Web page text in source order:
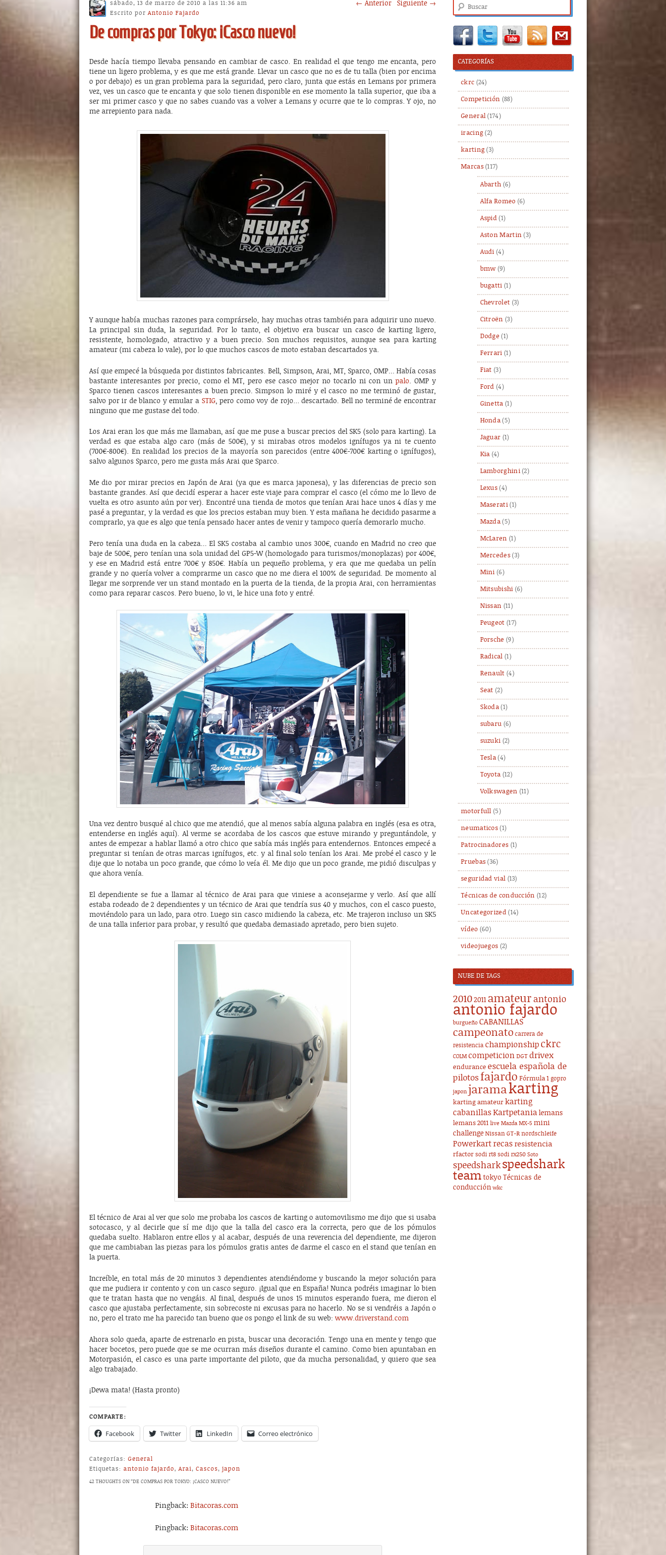
← Anterior Siguiente →
De compras por Tokyo: ¡Casco nuevo!
sábado, 13 de marzo de 2010 a las 11:36 am
Escrito por Antonio Fajardo
Desde hacía tiempo llevaba pensando en cambiar de casco. En realidad el que tengo me encanta, pero
tiene un ligero problema, y es que me está grande. Llevar un casco que no es de tu talla (bien por encima
o por debajo) es un gran problema para la seguridad, pero claro, junta que estás en Lemans por primera
vez, ves un casco que te encanta y que solo tienen disponible en ese momento la talla superior, que iba a
ser mi primer casco y que no sabes cuando vas a volver a Lemans y ocurre que te lo compras. Y ojo, no
me arrepiento para nada.
Y aunque había muchas razones para comprárselo, hay muchas otras también para adquirir uno nuevo.
La principal sin duda, la seguridad. Por lo tanto, el objetivo era buscar un casco de karting ligero,
resistente, homologado, atractivo y a buen precio. Son muchos requisitos, aunque sea para karting
amateur (mi cabeza lo vale), por lo que muchos cascos de moto estaban descartados ya.
Así que empecé la búsqueda por distintos fabricantes. Bell, Simpson, Arai, MT, Sparco, OMP… Había cosas
bastante interesantes por precio, como el MT, pero ese casco mejor no tocarlo ni con unpalo. OMP y
Sparco tienen cascos interesantes a buen precio. Simpson lo miré y el casco no me terminó de gustar,
salvo por ir de blanco y emular a STIG, pero como voy de rojo… descartado. Bell no terminé de encontrar
ninguno que me gustase del todo.
Los Arai eran los que más me llamaban, así que me puse a buscar precios del SK5 (solo para karting). La
verdad es que estaba algo caro (más de 500€), y si mirabas otros modelos ignífugos ya ni te cuento
(700€-800€). En realidad los precios de la mayoría son parecidos (entre 400€-700€ karting o ignífugos),
salvo algunos Sparco, pero me gusta más Arai que Sparco.
Me dio por mirar precios en Japón de Arai (ya que es marca japonesa), y las diferencias de precio son
bastante grandes. Así que decidí esperar a hacer este viaje para comprar el casco (el cómo me lo llevo de
vuelta es otro asunto aún por ver). Encontré una tienda de motos que tenían Arai hace unos 4 días y me
pasé a preguntar, y la verdad es que los precios estaban muy bien. Y esta mañana he decidido pasarme a
comprarlo, ya que es algo que tenía pensado hacer antes de venir y tampoco quería demorarlo mucho.
Pero tenía una duda en la cabeza… El SK5 costaba al cambio unos 300€, cuando en Madrid no creo que
baje de 500€, pero tenían una sola unidad del GP5-W (homologado para turismos/monoplazas) por 400€,
y ese en Madrid está entre 700€ y 850€. Había un pequeño problema, y era que me quedaba un pelín
grande y no quería volver a comprarme un casco que no me diera el 100% de seguridad. De momento al
llegar me sorprende ver un stand montado en la puerta de la tienda, de la propia Arai, con herramientas
como para reparar cascos. Pero bueno, lo vi, le hice una foto y entré.
Una vez dentro busqué al chico que me atendió, que al menos sabía alguna palabra en inglés (esa es otra,
entenderse en inglés aquí). Al verme se acordaba de los cascos que estuve mirando y preguntándole, y
antes de empezar a hablar llamó a otro chico que sabía más inglés para entendernos. Entonces empecé a
preguntar si tenían de otras marcas ignífugos, etc. y al final solo tenían los Arai. Me probé el casco y le
dije que lo notaba un poco grande, que cómo lo veía él. Me dijo que un poco grande, me pidió disculpas y
que ahora venía.
El dependiente se fue a llamar al técnico de Arai para que viniese a aconsejarme y verlo. Así que allí
estaba rodeado de 2 dependientes y un técnico de Arai que tendría sus 40 y muchos, con el casco puesto,
moviéndolo para un lado, para otro. Luego sin casco midiendo la cabeza, etc. Me trajeron incluso un SK5
de una talla inferior para probar, y resultó que quedaba demasiado apretado, pero bien sujeto.
El técnico de Arai al ver que solo me probaba los cascos de karting o automovilismo me dijo que si usaba
sotocasco, y al decirle que sí me dijo que la talla del casco era la correcta, pero que de los pómulos
quedaba suelto. Hablaron entre ellos y al acabar, después de una reverencia del dependiente, me dijeron
que me cambiaban las piezas para los pómulos gratis antes de darme el casco en el stand que tenían en
la puerta.
Increíble, en total más de 20 minutos 3 dependientes atendiéndome y buscando la mejor solución para
que me pudiera ir contento y con un casco seguro. ¡Igual que en España! Nunca podréis imaginar lo bien
que te tratan hasta que no vengáis. Al final, después de unos 15 minutos esperando fuera, me dieron el
casco que ajustaba perfectamente, sin sobrecoste ni excusas para no hacerlo. No se si vendréis a Japón o
no, pero el trato me ha parecido tan bueno que os pongo el link de su web: www.driverstand.com
Ahora solo queda, aparte de estrenarlo en pista, buscar una decoración. Tengo una en mente y tengo que
hacer bocetos, pero puede que se me ocurran más diseños durante el camino. Como bien apuntaban en
Motorpasión, el casco es una parte importante del piloto, que da mucha personalidad, y quiero que sea
algo trabajado.
¡Dewa mata! (Hasta pronto)
COMPARTE:
Facebook Twitter LinkedIn Correo electrónico
Categorías: General
Etiquetas: antonio fajardo, Arai, Cascos, japon
42 THOUGHTS ON “DE COMPRAS POR TOKYO: ¡CASCO NUEVO!”
Pingback:Bitacoras.com
Pingback:Bitacoras.com
Buscar
CATEGORÍAS
ckrc (24)
Competición (88)
General (174)
iracing (2)
karting (3)
Marcas(117)
Abarth (6)
Alfa Romeo (6)
Aspid (1)
Aston Martin (3)
Audi (4)
bmw (9)
bugatti (1)
Chevrolet (3)
Citroën (3)
Dodge (1)
Ferrari (1)
Fiat (3)
Ford (4)
Ginetta (1)
Honda (5)
Jaguar (1)
Kia (4)
Lamborghini(2)
Lexus (4)
Maserati(1)
Mazda (5)
McLaren (1)
Mercedes(3)
Mini (6)
Mitsubishi (6)
Nissan (11)
Peugeot (17)
Porsche (9)
Radical (1)
Renault (4)
Seat (2)
Skoda (1)
subaru (6)
suzuki (2)
Tesla (4)
Toyota (12)
Volkswagen (11)
motorfull (5)
neumaticos (1)
Patrocinadores (1)
Pruebas (36)
seguridad vial (13)
Técnicas de conducción (12)
Uncategorized(14)
vídeo (60)
videojuegos (2)
NUBE DE TAGS
20102011 amateur antonio
antonio fajardo
burgueño CABANILLAS
campeonato carrera de
resistencia championship ckrc
COLM competicion DGT drivex
endurance escuela española de
pilotos fajardo Fórmula 1 gopro
japon jaramakarting
karting amateur karting
cabanillas Kartpetanialemans
lemans 2011 live Mazda MX-5 mini
challenge Nissan GT-R nordschleife
Powerkart recas resistencia
rfactor sodi rt8 sodi rx250 Soto
speedshark speedshark
team tokyo Técnicas de
conducción wkc